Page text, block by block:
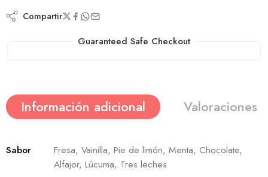
Compartir
Guaranteed Safe Checkout
Información adicional Valoraciones
Sabor
Fresa, Vainilla, Pie de limón, Menta, Chocolate,
Alfajor, Lúcuma, Tres leches